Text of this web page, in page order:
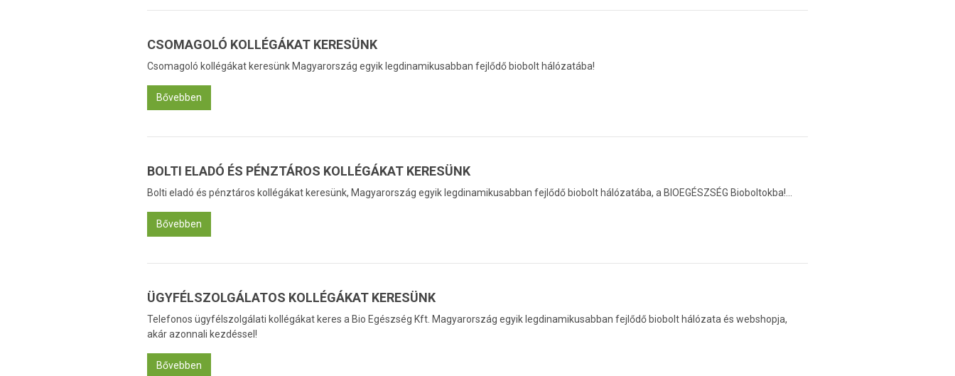
CSOMAGOLÓ KOLLÉGÁKAT KERESÜNK
Csomagoló kollégákat keresünk Magyarország egyik legdinamikusabban fejlődő biobolt hálózatába!
Bővebben
BOLTI ELADÓ ÉS PÉNZTÁROS KOLLÉGÁKAT KERESÜNK
Bolti eladó és pénztáros kollégákat keresünk, Magyarország egyik legdinamikusabban fejlődő biobolt hálózatába, a BIOEGÉSZSÉG Bioboltokba!...
Bővebben
ÜGYFÉLSZOLGÁLATOS KOLLÉGÁKAT KERESÜNK
Telefonos ügyfélszolgálati kollégákat keres a Bio Egészség Kft. Magyarország egyik legdinamikusabban fejlődő biobolt hálózata és webshopja,
akár azonnali kezdéssel!
Bővebben